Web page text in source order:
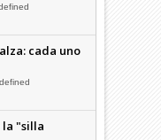
cada uno
la "silla